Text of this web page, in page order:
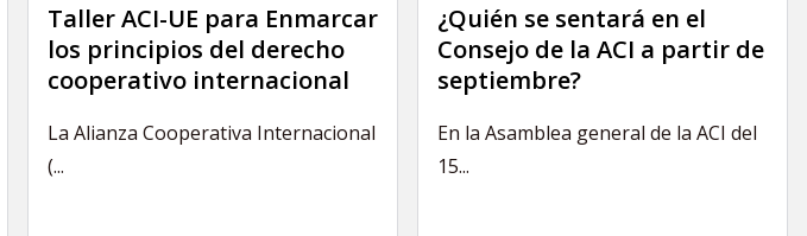
Taller ACI-UE para Enmarcar
los principios del derecho
cooperativo internacional
La Alianza Cooperativa Internacional
(...
¿Quién se sentará en el
Consejo de la ACI a partir de
septiembre?
En la Asamblea general de la ACI del
15...